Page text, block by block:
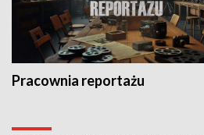
Pracownia reportażu